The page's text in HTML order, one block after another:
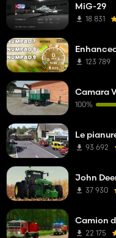
MiG-29
18 831
123 789
Camara
100%
Le
93 692
John
37 930
Camion
22 175